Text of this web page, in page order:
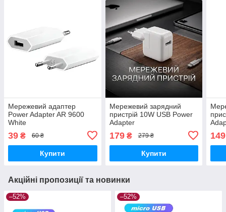
Мережевий адаптер
Power Adapter AR 9600
White
39 ₴ 60 ₴
Купити
Мережевий зарядний
пристрій 10W USB Power
Adapter
179₴ 279 ₴
Купити
149
Акційні пропозиції та новинки
–52% –52%